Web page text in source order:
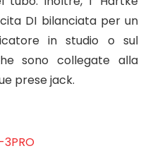
DI bilanciata per un
in studio o sul
sono collegate alla
prese jack.